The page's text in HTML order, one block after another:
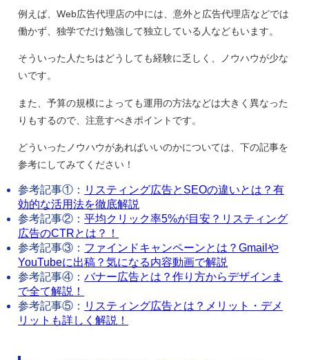
例えば、Web広告代理店の中には、意外と広告代理店などでは
働かず、独学でだけ勉強して独立している人などもいます。
そういった人たちはどうしても経験に乏しく、ノウハウが少な
いです。
また、予算の規模によっても運用の方法などは大きく異なった
りもするので、注意すべきポイントです。
どういったノウハウがあればいいのかについては、下の記事を
参考にしてみてください！
参考記事①： リスティング広告とSEOの違いとは？有
効的な活用法を徹底解説
参考記事②：平均クリック率5%が目安？リスティング
広告のCTRとは？！
参考記事③： ファインドキャンペーンとは？Gmailや
YouTubeに出稿？気になる内容動画で解説
参考記事④：バナー広告とは？作り方からデザインま
で全て解説！
参考記事⑤： リスティング広告とは？メリット・デメ
リットも詳しく解説！